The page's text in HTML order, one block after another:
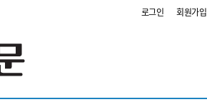
로그인 회원가입